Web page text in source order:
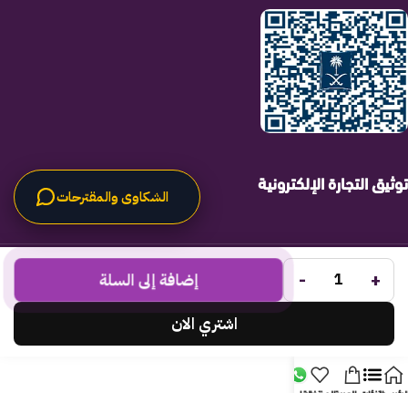
توثيق التجارة الإلكترونية
جميع الحقوق محفوظة لـالحلول الراقية© 2025.
تم التطوير بواسطةCode Times
. +
- إضافة إلى السلة
اشتري الان
الشكاوى والمقترحات